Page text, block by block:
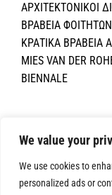
We value your
We use cookies to
personalized ads or
ΑΡΧΙΤΕΚΤΟΝΙΚΟΙ
ΒΡΑΒΕΙΑ
ΚΡΑΤΙΚΑ ΒΡΑΒΕΙΑ
MIES VAN DER
BIENNALE
Reserved. Powered